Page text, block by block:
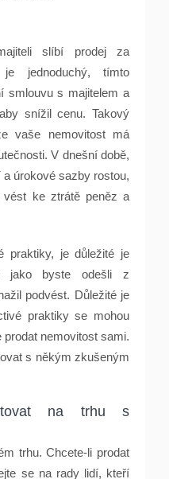
slíbí prodej za
jednoduchý, tímto
smlouvu s majitelem a
snížil cenu. Takový
vaše nemovitost má
V dnešní době,
úrokové sazby rostou,
vést ke ztrátě peněz a
praktiky, je důležité je
jako byste odešli z
podvést. Důležité je
praktiky se mohou
nemovitost sami.
s někým zkušeným
na trhu s
trhu. Chcete-li prodat
se na rady lidí, kteří